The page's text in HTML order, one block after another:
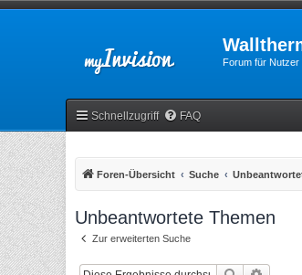
Forum für Nutzer
Schnellzugriff FAQ
Foren-Übersicht Suche
Unbeantwortete Themen
Zur erweiterten Suche